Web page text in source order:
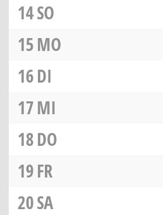
14SO
15MO
16DI
17MI
18DO
19FR
20SA